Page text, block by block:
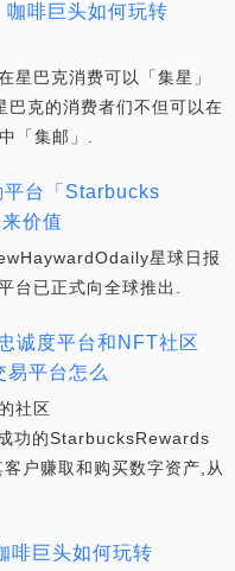
啡巨头如何玩转
巴克消费可以「集星」
巴克的消费者们不但可以在
「集邮」.
平台「Starbucks
价值
星球日报
台已正式向全球推出.
诚度平台和NFT社区
平台怎么
社区
功的StarbucksRewards
户赚取和购买数字资产,从
啡巨头如何玩转